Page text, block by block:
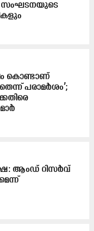
സംഘടനയുടെ
കൊണ്ടാണ്
പരാമർശം’;
ആംഡ് റിസർവ്